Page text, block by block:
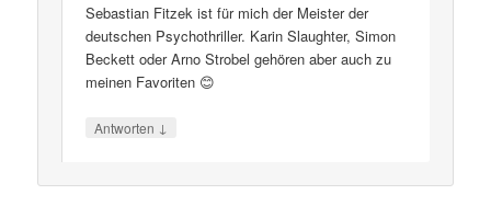
Sebastian Fitzek ist für mich der Meister der
deutschen Psychothriller. Karin Slaughter, Simon
Beckett oder Arno Strobel gehören aber auch zu
meinen Favoriten 😊
Antworten ↓